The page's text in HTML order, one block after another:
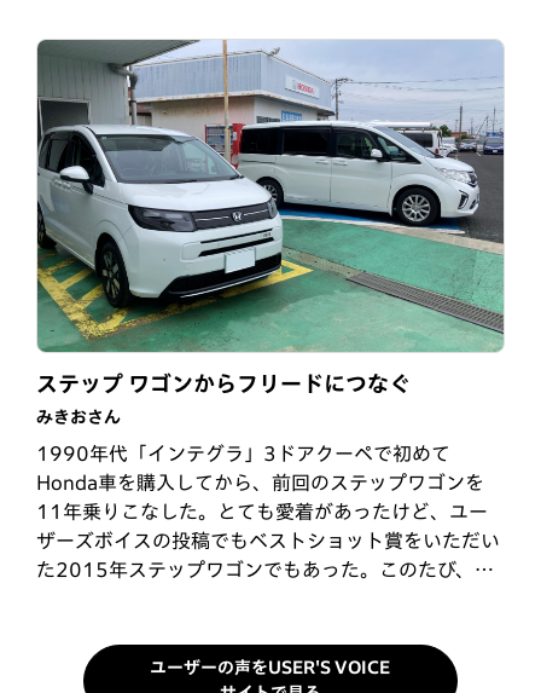
もうすぐ中学生の夏休み
いたさん
コンパクトサイズで取り回しが楽なのに、車内は大容
量スペース。普段使いから、アウトドアの趣味まで活
躍しています。夏の3連休、6年生の孫娘といつもの高
原と海へ。もうすぐ中学生、来年の夏は別行動かな。
お伊勢参り・シーカヤック・ビッグマルシェ巡り・高
利尻山と一周ドライブ
えっちゃんさん
登山や写真撮影などで車中泊することがあるので、後
部座席がフラットになり、アウトドアにぴったりなフ
リード CROSSTARを購入しました。今回は、利尻山
登山のために利尻のキャンプ場で車中泊しました。車
内も広々、快適に車中泊ができました♪
ステップ ワゴンからフリードにつなぐ
みきおさん
1990年代「インテグラ」3ドアクーペで初めて
Honda車を購入してから、前回のステップワゴンを
11年乗りこなした。とても愛着があったけど、ユー
ザーズボイスの投稿でもベストショット賞をいただい
た2015年ステップワゴンでもあった。このたび、新
ユーザーの声をUSER'S VOICE